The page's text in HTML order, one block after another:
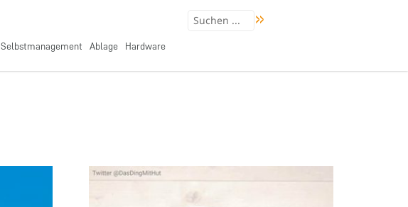
Selbstmanagement Ablage Hardware